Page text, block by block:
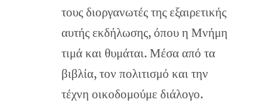
τους διοργανωτές της εξαιρετικής
αυτής εκδήλωσης, όπου η Μνήμη
τιμά και θυμάται. Μέσα από τα
βιβλία, τον πολιτισμό και την
τέχνη οικοδομούμε διάλογο.